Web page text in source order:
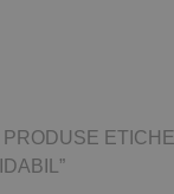
PRODUSE